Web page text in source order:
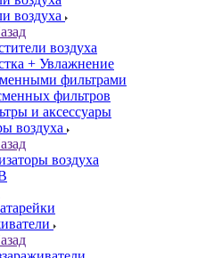
воздуха
воздуха
+ Увлажнение
фильтрами
фильтров
и аксессуары
воздуха
воздуха